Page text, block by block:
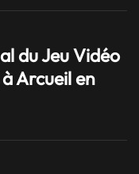
du Jeu Vidéo
Arcueil en